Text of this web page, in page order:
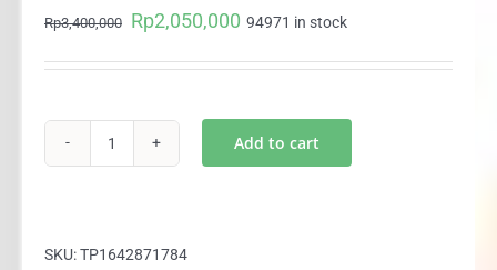
Rp3,400,000
Original
Rp2,050,000 Current
94971 in stock
3
Add to cart
SKU:TP1642871784